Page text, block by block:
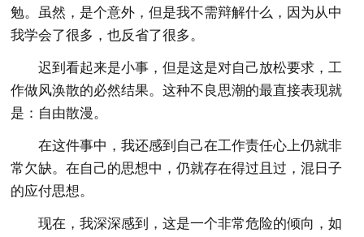
勉。虽然，是个意外，但是我不需辩解什么，因为从中
我学会了很多，也反省了很多。
迟到看起来是小事，但是这是对自己放松要求，工
作做风涣散的必然结果。这种不良思潮的最直接表现就
是：自由散漫。
在这件事中，我还感到自己在工作责任心上仍就非
常欠缺。在自己的思想中，仍就存在得过且过，混日子
的应付思想。
现在，我深深感到，这是一个非常危险的倾向，如